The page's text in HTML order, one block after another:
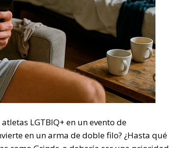
LGTBIQ+ en un evento de
en un arma de doble filo? ¿Hasta qué